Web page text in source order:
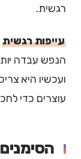
רגשית.
עייפות רגשית
הנפש עבדה
ועכשיו היא
עוצרים כדי